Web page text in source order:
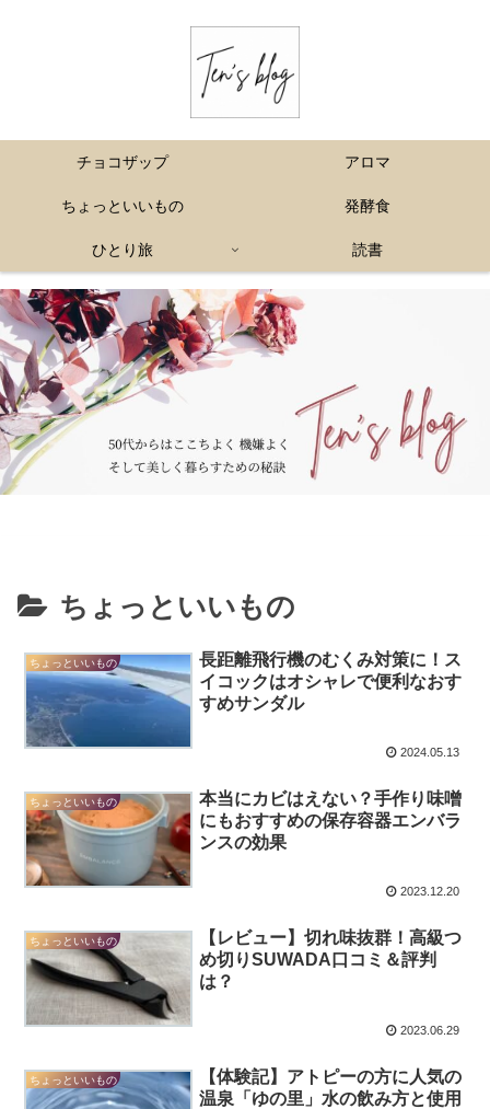
チョコザップ アロマ
ちょっといいもの 発酵食
ひとり旅 読書
ちょっといいもの
ちょっといいもの
長距離飛行機のむくみ対策に！ス
イコックはオシャレで便利なおす
すめサンダル
2024.05.13
ちょっといいもの
本当にカビはえない？手作り味噌
にもおすすめの保存容器エンバラ
ンスの効果
2023.12.20
ちょっといいもの
【レビュー】切れ味抜群！高級つ
め切りSUWADA口コミ＆評判
は？
2023.06.29
ちょっといいもの
【体験記】アトピーの方に人気の
温泉「ゆの里」水の飲み方と使用